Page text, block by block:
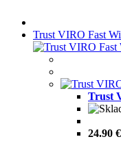
Trust VIRO Fast
Trust
24.90 €